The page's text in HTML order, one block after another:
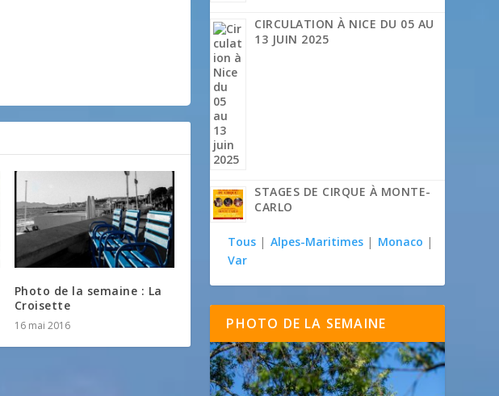
Photo de la semaine : La
Croisette
16 mai 2016
CIRCULATION À NICE DU 05 AU
13 JUIN 2025
STAGES DE CIRQUE À MONTE-
CARLO
Tous | Alpes-Maritimes | Monaco |
Var
PHOTO DE LA SEMAINE